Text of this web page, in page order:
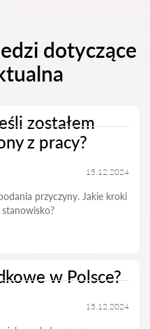
dotyczące
zostałem
z pracy?
15.12.2024
przyczyny. Jakie kroki
w Polsce?
15.12.2024